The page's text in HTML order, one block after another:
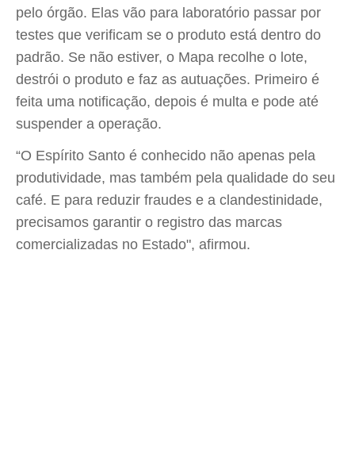
pelo órgão. Elas vão para laboratório passar por
testes que verificam se o produto está dentro do
padrão. Se não estiver, o Mapa recolhe o lote,
destrói o produto e faz as autuações. Primeiro é
feita uma notificação, depois é multa e pode até
suspender a operação.
“O Espírito Santo é conhecido não apenas pela
produtividade, mas também pela qualidade do seu
café. E para reduzir fraudes e a clandestinidade,
precisamos garantir o registro das marcas
comercializadas no Estado", afirmou.